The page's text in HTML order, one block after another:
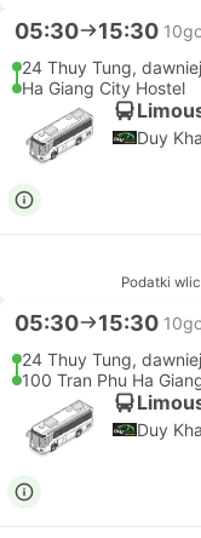
05:30 15:30
24 Thuy Tung,
Ha Giang City Hostel
Duy
Podatki
05:30 15:30
24 Thuy Tung,
100 Tran Phu Ha
Duy